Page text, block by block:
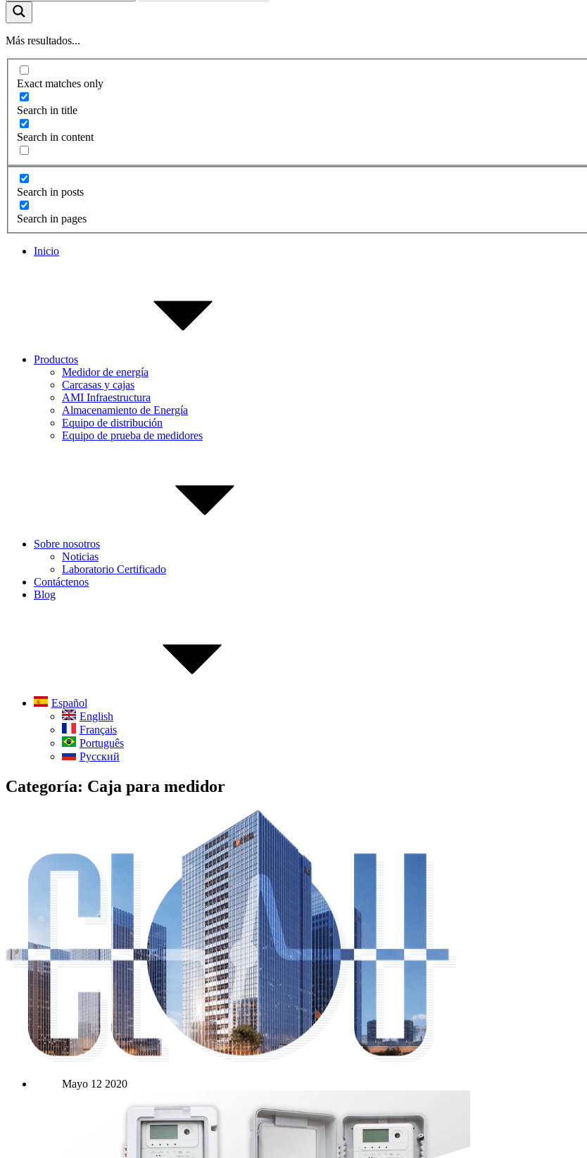
Más resultados...
Exact matches only
Search in title
Search in content
Search in posts
Search in pages
Inicio
Productos
Medidor de energía
Carcasas y cajas
AMI Infraestructura
Almacenamiento de Energía
Equipo de distribución
Equipo de prueba de medidores
Sobre nosotros
Noticias
Laboratorio Certificado
Contáctenos
Blog
Español
English
Français
Português
Русский
Categoría: Caja para medidor
Mayo 12 2020